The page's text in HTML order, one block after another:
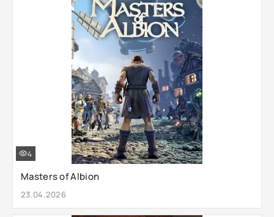
Masters of Albion
23.04.2026
4